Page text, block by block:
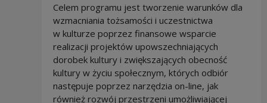
Celem programu jest tworzenie warunków dla
wzmacniania tożsamości i uczestnictwa
w kulturze poprzez finansowe wsparcie
realizacji projektów upowszechniających
dorobek kultury i zwiększających obecność
kultury w życiu społecznym, których odbiór
następuje poprzez narzędzia on-line, jak
również rozwój przestrzeni umożliwiającej